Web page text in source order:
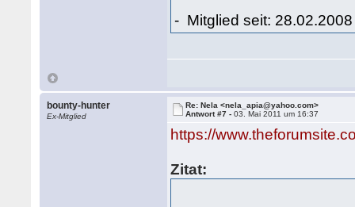
- Mitglied seit: 28.02.2008
bounty-hunter
Ex-Mitglied
Re: Nela <nela_apia@yahoo.com>
Antwort #7 -03. Mai 2011 um 16:37
https://
Zitat: